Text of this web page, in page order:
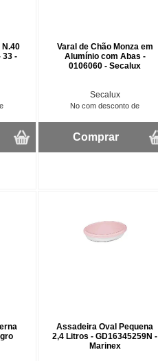
33 -
Varal de Chão Monza em
Alumínio com Abas -
0106060 - Secalux
Secalux
No com desconto de
Comprar
Assadeira Oval Pequena
2,4 Litros - GD16345259N -
Marinex